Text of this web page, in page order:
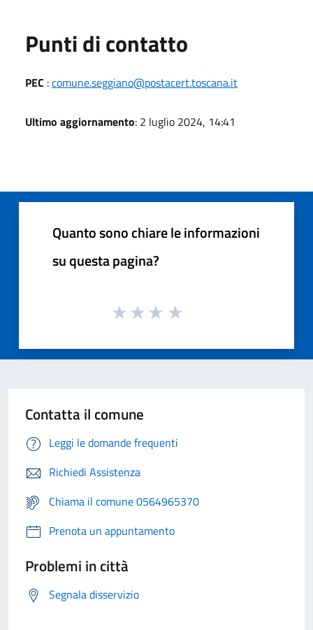
Punti di contatto
PEC :comune.seggiano@postacert.toscana.it
Ultimo aggiornamento: 2 luglio 2024, 14:41
Quanto sono chiare le informazioni
su questa pagina?
Contatta il comune
Leggi le domande frequenti
Richiedi Assistenza
Chiama il comune 0564965370
Prenota un appuntamento
Problemi in città
Segnala disservizio